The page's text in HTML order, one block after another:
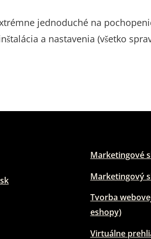
jednoduché na
a nastavenia (všetko
Marketingové
Marketingový
Tvorba
eshopy)
Virtuálne